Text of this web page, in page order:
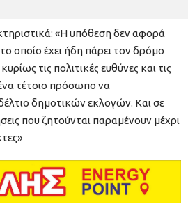
«Η υπόθεση δεν αφορά
οποίο έχει ήδη πάρει τον δρόμο
τις πολιτικές ευθύνες και τις
τέτοιο πρόσωπο να
δημοτικών εκλογών. Και σε
που ζητούνται παραμένουν μέχρι